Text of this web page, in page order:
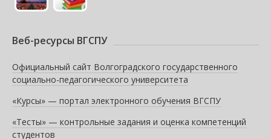
Веб-ресурсы ВГСПУ
Официальный сайт Волгоградского государственного
социально-педагогического университета
«Курсы» — портал электронного обучения ВГСПУ
«Тесты» — контрольные задания и оценка компетенций
студентов